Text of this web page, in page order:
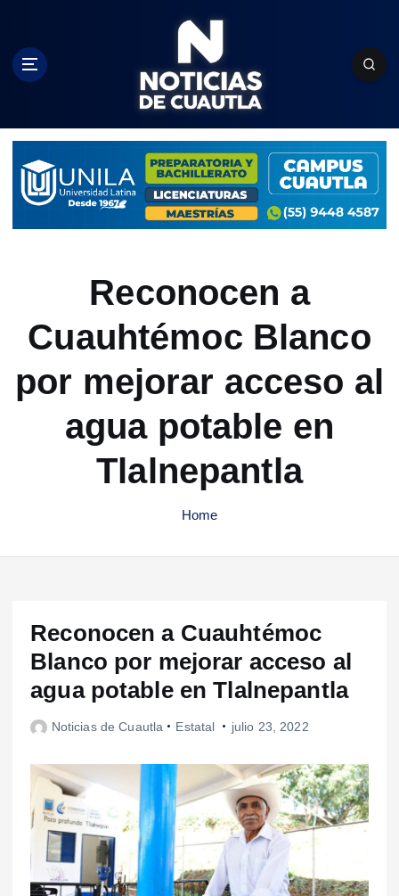
c
Reconocen a
Cuauhtémoc Blanco
por mejorar acceso al
agua potable en
Tlalnepantla
Home
Reconocen a Cuauhtémoc
Blanco por mejorar acceso al
agua potable en Tlalnepantla
Noticias de Cuautla Estatal julio 23, 2022